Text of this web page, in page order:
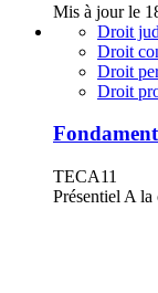
Mis à jour le
Droit
Droit
Droit
Droit
TECA11
Présentiel A la